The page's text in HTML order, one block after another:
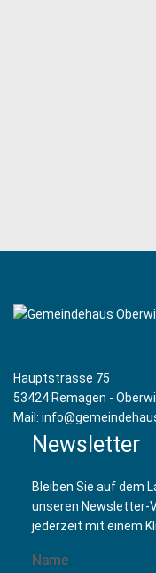
Hauptstrasse 75
53424 Remagen -
Mail:
Newsletter
Bleiben Sie auf dem
unseren Newsletter-
jederzeit mit einem